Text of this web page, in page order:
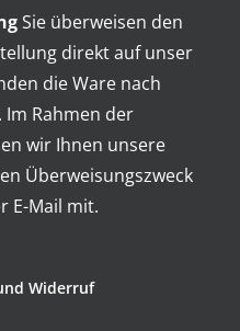
Sie überweisen den
direkt auf unser
die Ware nach
Im Rahmen der
wir Ihnen unsere
Überweisungszweck
E-Mail mit.
Widerruf